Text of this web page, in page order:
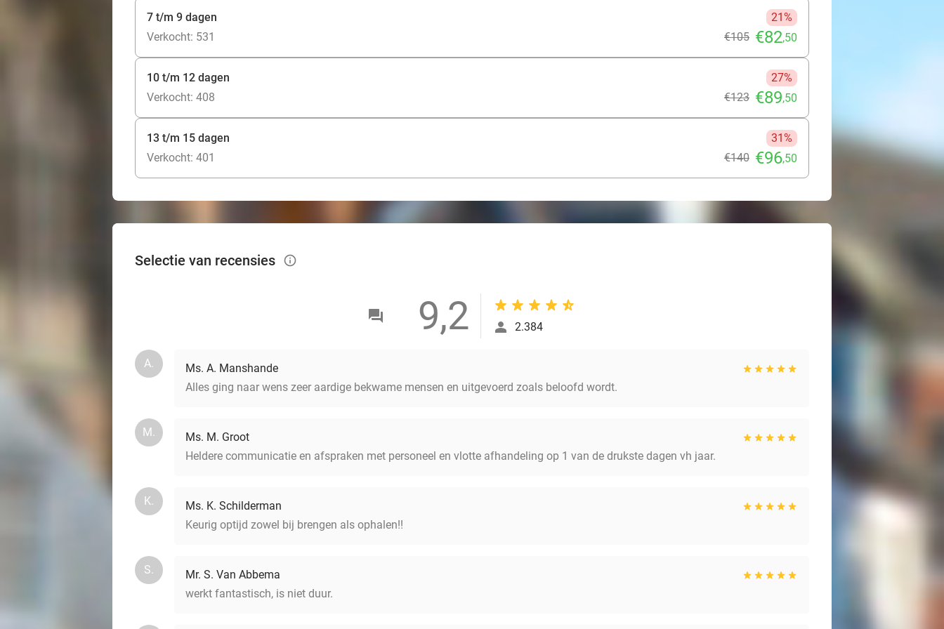
7 t/m 9 dagen
21%
Verkocht: 531
€105 €82,50
10 t/m 12 dagen
27%
Verkocht: 408
€123 €89,50
13 t/m 15 dagen
31%
Verkocht: 401
€140 €96,50
Selectie van recensies info_outlined
9,2 2.384
A.
Ms. A. Manshande
Alles ging naar wens zeer aardige bekwame mensen en uitgevoerd zoals beloofd wordt.
M.
Ms. M. Groot
Heldere communicatie en afspraken met personeel en vlotte afhandeling op 1 van de drukste dagen vh jaar.
K.
Ms. K. Schilderman
Keurig optijd zowel bij brengen als ophalen!!
S.
Mr. S. Van Abbema
werkt fantastisch, is niet duur.